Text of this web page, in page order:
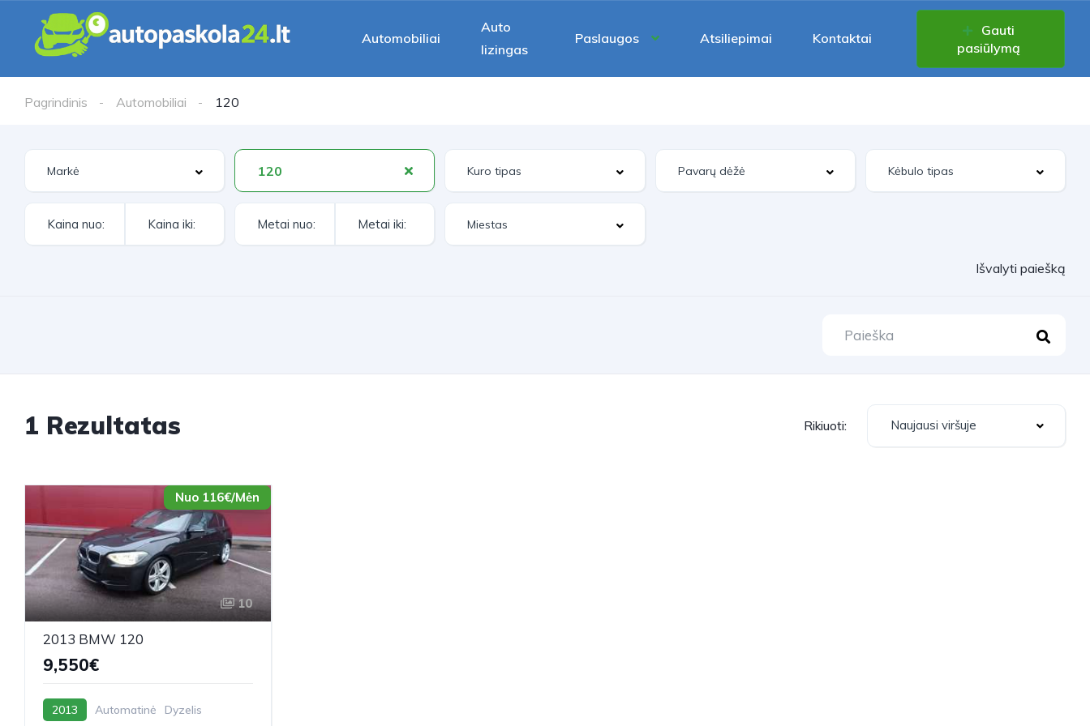
Automobiliai
Auto
lizingas
Paslaugos Atsiliepimai Kontaktai
Gauti
pasiūlymą
Pagrindinis Automobiliai 120
120
Išvalyti paiešką
1 Rezultatas Rikiuoti: Naujausi viršuje
Nuo 116€/Mėn
10
2013 BMW 120
9,550€
2013 Automatinė Dyzelis